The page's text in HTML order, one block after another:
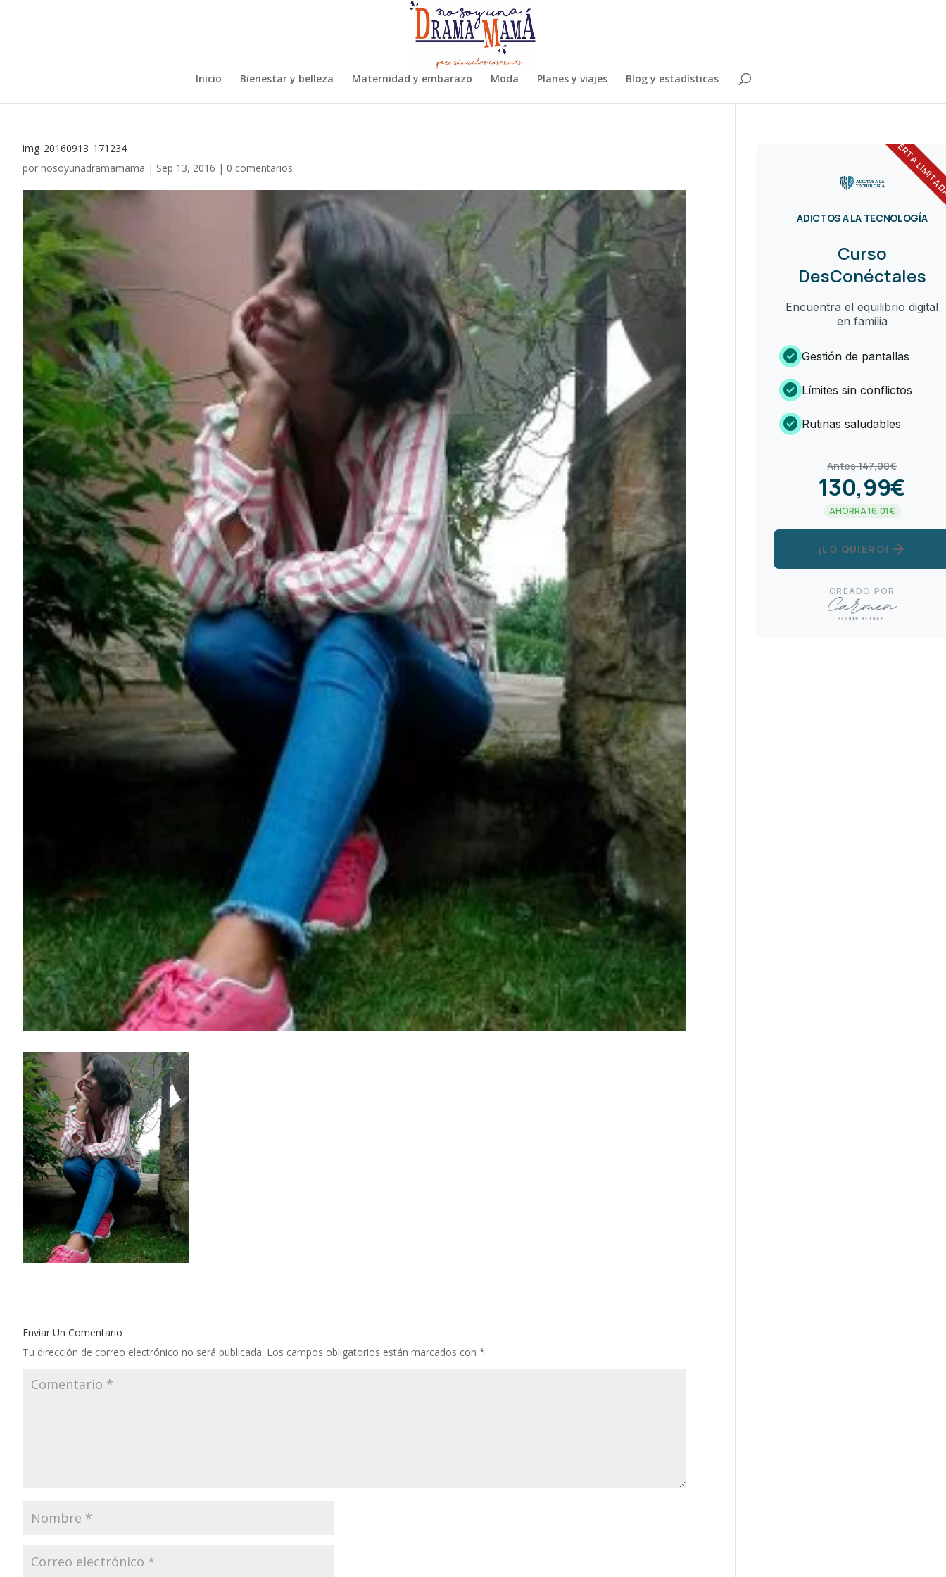
Inicio Bienestar y belleza Maternidad y embarazo Moda Planes y viajes Blog y estadísticas
img_20160913_171234
por nosoyunadramamama | Sep 13, 2016 | 0 comentarios
Enviar Un Comentario
Tu dirección de correo electrónico no será publicada. Los campos obligatorios están marcados con *
OFERTA
ADICTOS A LA TECNOLOGÍA
Curso
DesConéctales
Encuentra el equilibrio digital
en familia
check_circle Gestión de pantallas
check_circle Límites sin conflictos
check_circle Rutinas saludables
Antes 147,00€
130,99€
AHORRA 16,01€
¡LO QUIERO! arrow_forward
CREADO POR